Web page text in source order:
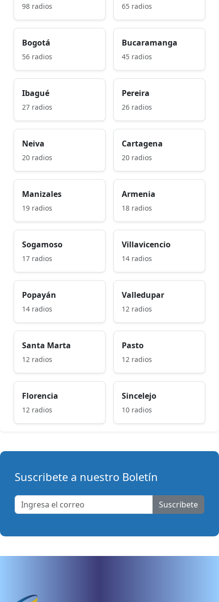
98 radios 65 radios
Bogotá
56 radios
Bucaramanga
45 radios
Ibagué
27 radios
Pereira
26 radios
Neiva
20 radios
Cartagena
20 radios
Manizales
19 radios
Armenia
18 radios
Sogamoso
17 radios
Villavicencio
14 radios
Popayán
14 radios
Valledupar
12 radios
Santa Marta
12 radios
Pasto
12 radios
Florencia
12 radios
Sincelejo
10 radios
Suscribete a nuestro Boletín
Suscribete